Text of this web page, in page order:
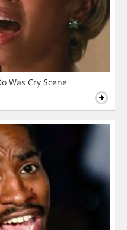
Was Cry Scene